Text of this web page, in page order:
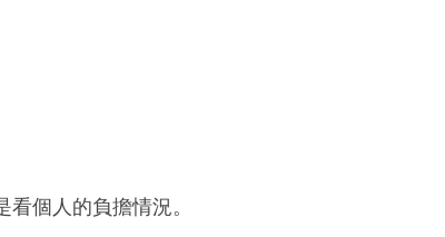
個人的負擔情況。